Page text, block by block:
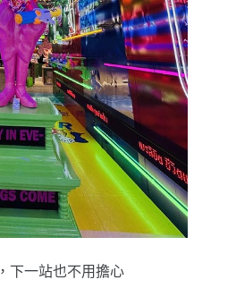
，下一站也不用擔心